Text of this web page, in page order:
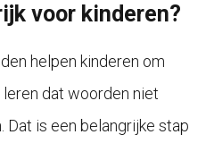
voor kinderen?
helpen kinderen om
dat woorden niet
is een belangrijke stap